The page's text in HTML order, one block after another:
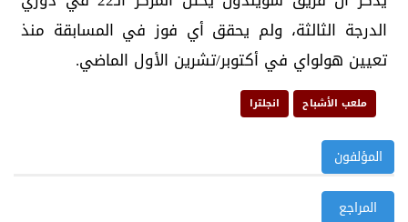
الدرجة الثالثة، ولم يحقق أي فوز في المسابقة منذ
تعيين هولواي في أكتوبر/تشرين الأول الماضي.
ملعب الأشباح انجلترا
المؤلفون
المراجع